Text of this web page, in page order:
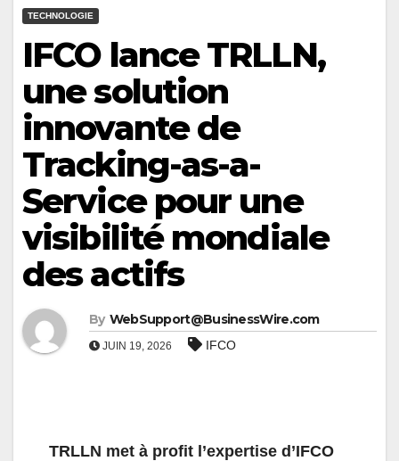
TECHNOLOGIE
IFCO lance TRLLN,
une solution
innovante de
Tracking-as-a-
Service pour une
visibilité mondiale
des actifs
By WebSupport@BusinessWire.com
JUIN 19, 2026 IFCO
TRLLN met à profit l’expertise d’IFCO